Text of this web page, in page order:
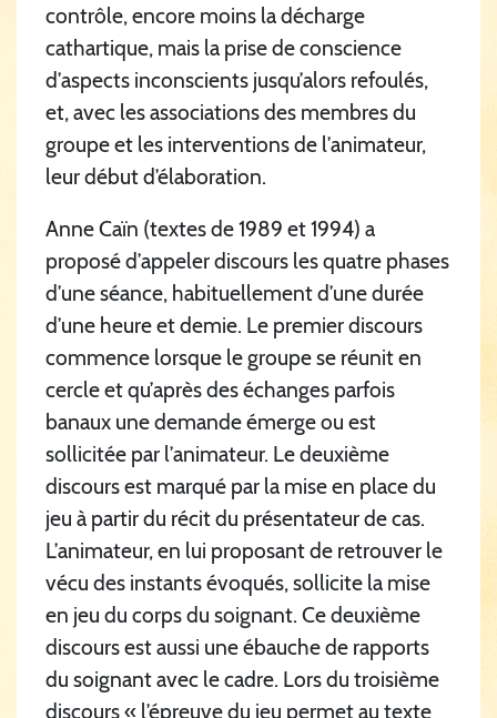
contrôle, encore moins la décharge
cathartique, mais la prise de conscience
d’aspects inconscients jusqu’alors refoulés,
et, avec les associations des membres du
groupe et les interventions de l’animateur,
leur début d’élaboration.
Anne Caïn (textes de 1989 et 1994) a
proposé d’appeler discours les quatre phases
d’une séance, habituellement d’une durée
d’une heure et demie. Le premier discours
commence lorsque le groupe se réunit en
cercle et qu’après des échanges parfois
banaux une demande émerge ou est
sollicitée par l’animateur. Le deuxième
discours est marqué par la mise en place du
jeu à partir du récit du présentateur de cas.
L’animateur, en lui proposant de retrouver le
vécu des instants évoqués, sollicite la mise
en jeu du corps du soignant. Ce deuxième
discours est aussi une ébauche de rapports
du soignant avec le cadre. Lors du troisième
discours « l’épreuve du jeu permet au texte